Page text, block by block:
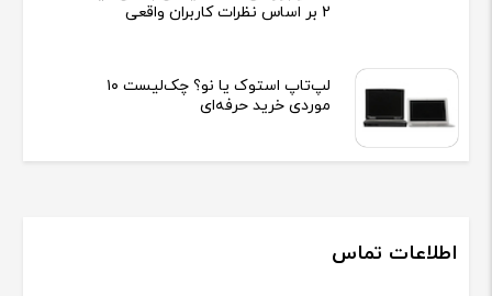
2 بر اساس نظرات کاربران واقعی
لپ‌تاپ استوک یا نو؟ چک‌لیست ۱۰
موردی خرید حرفه‌ای
اطلاعات تماس